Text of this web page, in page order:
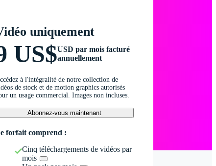
uniquement
US$USD par mois facturé
annuellement
à l'intégralité de notre collection de
de stock et de motion graphics autorisés
un usage commercial. Images non incluses.
Abonnez-vous maintenant
forfait comprend :
Cinq téléchargements de vidéos par
mois